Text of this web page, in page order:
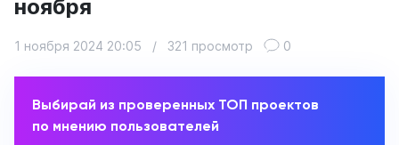
ноября
1 ноября 2024 20:05 / 321 просмотр 0
Выбирай из проверенных ТОП проектов
по мнению пользователей